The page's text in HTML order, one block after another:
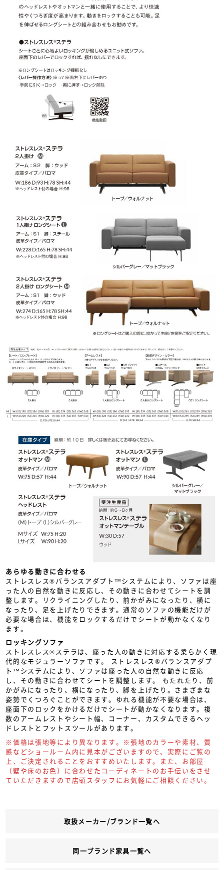
あらゆる動きに合わせる
ストレスレス®バランスアダプト™システムにより、ソファは座
った人の自然な動きに反応し、その動きに合わせてシートを調
整します。リクライニングしたり、前かがみになったり、横に
なったり、足を上げたりできます。通常のソファの機能だけが
必要な場合は、機能をロックするだけでシートが動かなくなり
ます。
ロッキングソファ
ストレスレス®ステラは、座った人の動きに対応する柔らかく現
代的なモジュラーソファです。 ストレスレス®バランスアダプ
ト™システムにより、ソファは座った人の自然な動きに反応
し、その動きに合わせてシートを調整します。 もたれたり、前
かがみになったり、横になったり、脚を上げたり。さまざまな
姿勢でくつろぐことができます。ゆれる機能が不要な場合は、
座面下のロックをかけるだけでシートが動かなくなります。複
数のアームレストやシート幅、コーナー、カスタムできるヘッ
ドレストとフットスツールがあります。
※価格は張地等により異なります。※張地のカラーや素材、質
感などショールーム内に見本がございますので、実際にご覧の
上、ご決定されることをおすすめいたします。また、お部屋
（壁や床のお色）に合わせたコーディネートのお手伝いをさせ
ていただきますので店頭スタッフにお気軽にご相談ください。
取扱メーカー/ブランド一覧へ
同一ブランド家具一覧へ